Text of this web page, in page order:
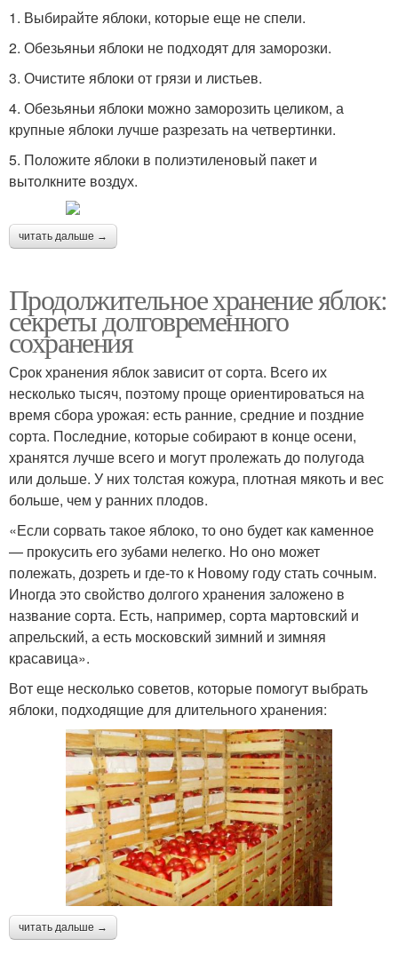
1. Выбирайте яблоки, которые еще не спели.
2. Обезьяньи яблоки не подходят для заморозки.
3. Очистите яблоки от грязи и листьев.
4. Обезьяньи яблоки можно заморозить целиком, а
крупные яблоки лучше разрезать на четвертинки.
5. Положите яблоки в полиэтиленовый пакет и
вытолкните воздух.
читать дальше →
Продолжительное хранение яблок:
секреты долговременного
сохранения
Срок хранения яблок зависит от сорта. Всего их
несколько тысяч, поэтому проще ориентироваться на
время сбора урожая: есть ранние, средние и поздние
сорта. Последние, которые собирают в конце осени,
хранятся лучше всего и могут пролежать до полугода
или дольше. У них толстая кожура, плотная мякоть и вес
больше, чем у ранних плодов.
«Если сорвать такое яблоко, то оно будет как каменное
— прокусить его зубами нелегко. Но оно может
полежать, дозреть и где-то к Новому году стать сочным.
Иногда это свойство долгого хранения заложено в
название сорта. Есть, например, сорта мартовский и
апрельский, а есть московский зимний и зимняя
красавица».
Вот еще несколько советов, которые помогут выбрать
яблоки, подходящие для длительного хранения:
читать дальше →